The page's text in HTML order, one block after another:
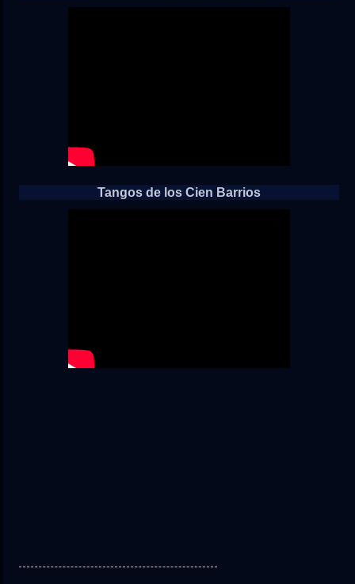
Tangos de los Cien Barrios